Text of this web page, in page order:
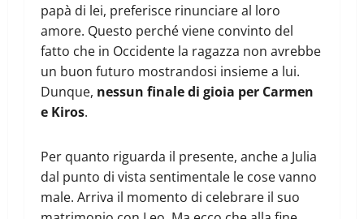
papà di lei, preferisce rinunciare al loro
amore. Questo perché viene convinto del
fatto che in Occidente la ragazza non avrebbe
un buon futuro mostrandosi insieme a lui.
Dunque, nessun finale di gioia per Carmen
e Kiros.
Per quanto riguarda il presente, anche a Julia
dal punto di vista sentimentale le cose vanno
male. Arriva il momento di celebrare il suo